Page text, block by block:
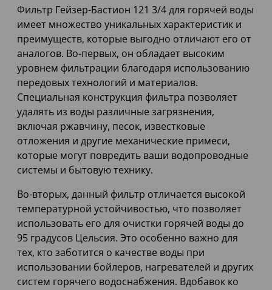
Фильтр Гейзер-Бастион 121 3/4 для горячей воды
имеет множество уникальных характеристик и
преимуществ, которые выгодно отличают его от
аналогов. Во-первых, он обладает высоким
уровнем фильтрации благодаря использованию
передовых технологий и материалов.
Специальная конструкция фильтра позволяет
удалять из воды различные загрязнения,
включая ржавчину, песок, известковые
отложения и другие механические примеси,
которые могут повредить ваши водопроводные
системы и бытовую технику.
Во-вторых, данный фильтр отличается высокой
температурной устойчивостью, что позволяет
использовать его для очистки горячей воды до
95 градусов Цельсия. Это особенно важно для
тех, кто заботится о качестве воды при
использовании бойлеров, нагревателей и других
систем горячего водоснабжения. Вдобавок ко